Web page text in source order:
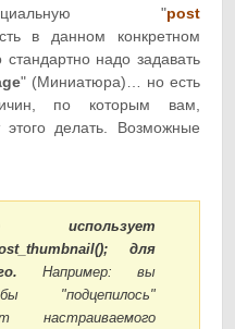
"post
в данном конкретном
надо задавать
" (Миниатюра)… но есть
по которым вам,
делать. Возможные
для
Например: вы
"подцепилось"
настраиваемого